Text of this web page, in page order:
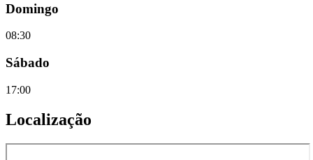
Domingo
08:30
Sábado
17:00
Localização